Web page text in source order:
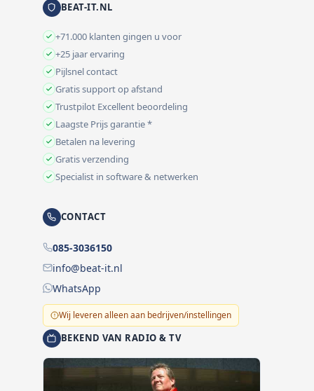
BEAT-IT.NL
+71.000 klanten gingen u voor
+25 jaar ervaring
Pijlsnel contact
Gratis support op afstand
Trustpilot Excellent beoordeling
Laagste Prijs garantie *
Betalen na levering
Gratis verzending
Specialist in software & netwerken
CONTACT
085-3036150
info@beat-it.nl
WhatsApp
Wij leveren alleen aan bedrijven/instellingen
BEKEND VAN RADIO & TV